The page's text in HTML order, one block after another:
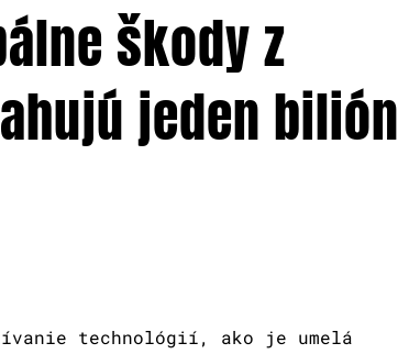
škody z
jeden bilión
technológií, ako je umelá